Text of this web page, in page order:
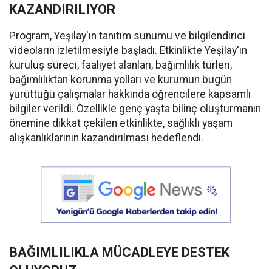
KAZANDIRILIYOR
Program, Yeşilay'ın tanıtım sunumu ve bilgilendirici
videoların izletilmesiyle başladı. Etkinlikte Yeşilay'ın
kuruluş süreci, faaliyet alanları, bağımlılık türleri,
bağımlılıktan korunma yolları ve kurumun bugün
yürüttüğü çalışmalar hakkında öğrencilere kapsamlı
bilgiler verildi. Özellikle genç yaşta bilinç oluşturmanın
önemine dikkat çekilen etkinlikte, sağlıklı yaşam
alışkanlıklarının kazandırılması hedeflendi.
BAĞIMLILIKLA MÜCADLEYE DESTEK